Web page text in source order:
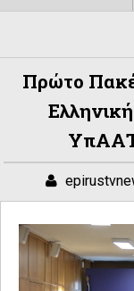
Πρώτο
ΥπΑΑΤ